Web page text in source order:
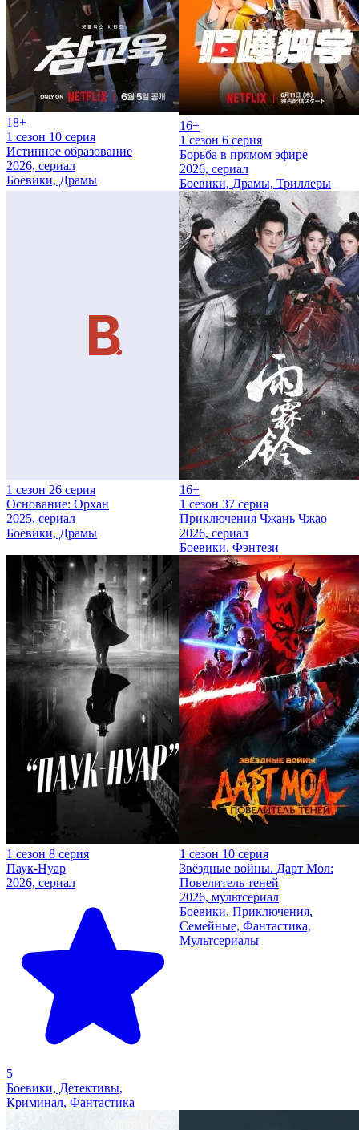
18+
1 сезон 10 серия
Истинное образование
2026, сериал
Боевики, Драмы
16+
1 сезон 6 серия
Борьба в прямом эфире
2026, сериал
Боевики, Драмы, Триллеры
1 сезон 26 серия
Основание: Орхан
2025, сериал
Боевики, Драмы
16+
1 сезон 37 серия
Приключения Чжань Чжао
2026, сериал
Боевики, Фэнтези
1 сезон 8 серия
Паук-Нуар
2026, сериал
5
Боевики, Детективы,
Криминал, Фантастика
1 сезон 10 серия
Звёздные войны. Дарт Мол:
Повелитель теней
2026, мультсериал
Боевики, Приключения,
Семейные, Фантастика,
Мультсериалы